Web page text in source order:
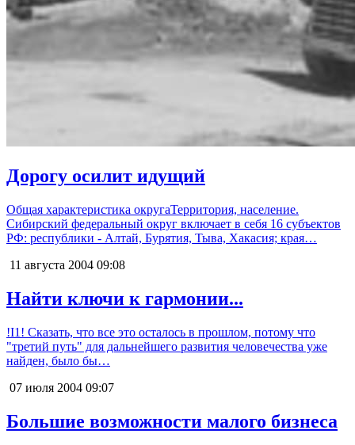
Дорогу осилит идущий
Общая характеристика округаТерритория, население.
Сибирский федеральный округ включает в себя 16 субъектов
РФ: республики - Алтай, Бурятия, Тыва, Хакасия; края…
11 августа 2004 09:08
Найти ключи к гармонии...
!I1! Сказать, что все это осталось в прошлом, потому что
"третий путь" для дальнейшего развития человечества уже
найден, было бы…
07 июля 2004 09:07
Большие возможности малого бизнеса